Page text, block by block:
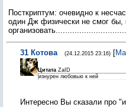
Посткриптум: очевидно к
один Дж физически не смог бы,
31 Котова (24.12.2015 23:16) [
Цитата ZaID
изнурен любовью к ней
Интересно Вы сказали про